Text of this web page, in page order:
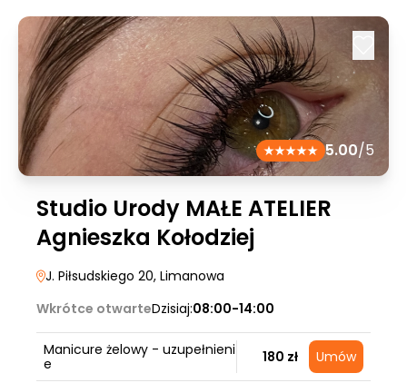
5.00/5
Studio Urody MAŁE ATELIER
Agnieszka Kołodziej
J. Piłsudskiego 20, Limanowa
Wkrótce otwarteDzisiaj:08:00-14:00
Manicure żelowy - uzupełnieni
e
180 zł Umów